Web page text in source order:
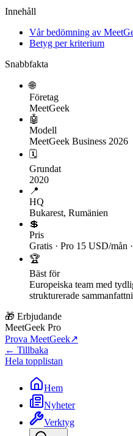
Innehåll
Vår bedömning av
Betyg per kriterium
Snabbfakta
🌐
Företag
MeetGeek
🤖
Modell
MeetGeek Business 2026
🗓
Grundat
2020
📍
HQ
Bukarest, Rumänien
💲
Pris
Gratis · Pro 15 USD/mån
🏆
Bäst för
Europeiska team med
strukturerade
🎁 Erbjudande
MeetGeek Pro
Prova MeetGeek↗
← Tillbaka
Hela topplistan
Hem
Nyheter
Verktyg